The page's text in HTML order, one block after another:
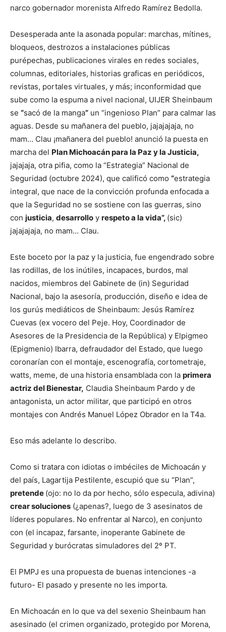
narco gobernador morenista Alfredo Ramírez Bedolla.
Desesperada ante la asonada popular: marchas, mítines,
bloqueos, destrozos a instalaciones públicas
purépechas, publicaciones virales en redes sociales,
columnas, editoriales, historias graficas en periódicos,
revistas, portales virtuales, y más; inconformidad que
sube como la espuma a nivel nacional, UIJER Sheinbaum
se “sacó de la manga” un “ingenioso Plan” para calmar las
aguas. Desde su mañanera del pueblo, jajajajaja, no
mam… Clau ¡mañanera del pueblo! anunció la puesta en
marcha del Plan Michoacán para la Paz y la Justicia,
jajajaja, otra pifia, como la “Estrategia” Nacional de
Seguridad (octubre 2024), que calificó como “estrategia
integral, que nace de la convicción profunda enfocada a
que la Seguridad no se sostiene con las guerras, sino
con justicia, desarrollo y respeto a la vida”, (sic)
jajajajaja, no mam… Clau.
Este boceto por la paz y la justicia, fue engendrado sobre
las rodillas, de los inútiles, incapaces, burdos, mal
nacidos, miembros del Gabinete de (in) Seguridad
Nacional, bajo la asesoría, producción, diseño e idea de
los gurús mediáticos de Sheinbaum: Jesús Ramírez
Cuevas (ex vocero del Peje. Hoy, Coordinador de
Asesores de la Presidencia de la República) y Elpigmeo
(Epigmenio) Ibarra, defraudador del Estado, que luego
coronarían con el montaje, escenografía, cortometraje,
watts, meme, de una historia ensamblada con la primera
actriz del Bienestar, Claudia Sheinbaum Pardo y de
antagonista, un actor militar, que participó en otros
montajes con Andrés Manuel López Obrador en la T4a.
Eso más adelante lo describo.
Como si tratara con idiotas o imbéciles de Michoacán y
del país, Lagartija Pestilente, escupió que su “Plan”,
pretende (ojo: no lo da por hecho, sólo especula, adivina)
crear soluciones (¿apenas?, luego de 3 asesinatos de
líderes populares. No enfrentar al Narco), en conjunto
con (el incapaz, farsante, inoperante Gabinete de
Seguridad y burócratas simuladores del 2º PT.
El PMPJ es una propuesta de buenas intenciones -a
futuro- El pasado y presente no les importa.
En Michoacán en lo que va del sexenio Sheinbaum han
asesinado (el crimen organizado, protegido por Morena,